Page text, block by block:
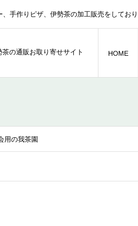
手作りピザ、伊勢茶の加工販売をしており
HOME
用の我茶園